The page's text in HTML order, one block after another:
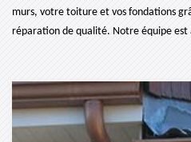
murs, votre toiture et vos fondations
réparation de qualité. Notre équipe